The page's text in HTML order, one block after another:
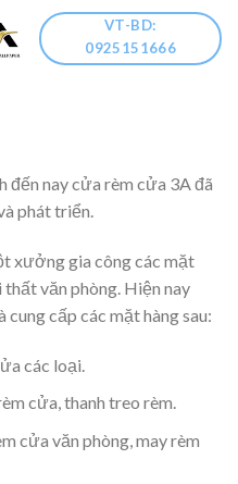
VT-BD:
0925151666
đến nay cửa rèm cửa 3A đã
phát triển.
xưởng gia công các mặt
thất văn phòng. Hiện nay
cung cấp các mặt hàng sau:
các loại.
cửa, thanh treo rèm.
cửa văn phòng, may rèm